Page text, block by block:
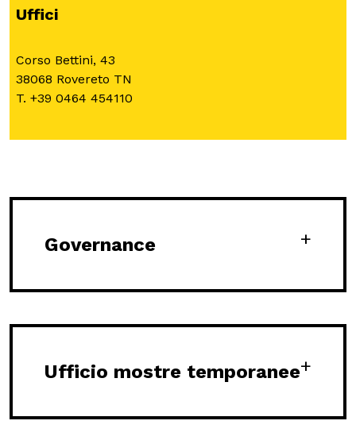
OPERE E ARCHIVI
Stampa
Famiglie
Scuole
Uffici
Corso Bettini, 43
38068 Rovereto TN
T. +39 0464 454110
Governance
Ufficio mostre temporanee